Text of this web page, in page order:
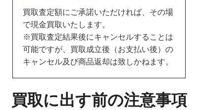
買取査定額にご承諾いただければ、その場
で現金買取いたします。
※買取査定結果後にキャンセルすることは
可能ですが、買取成立後（お支払い後）の
キャンセル及び商品返却は致しかねます。
買取に出す前の注意事項